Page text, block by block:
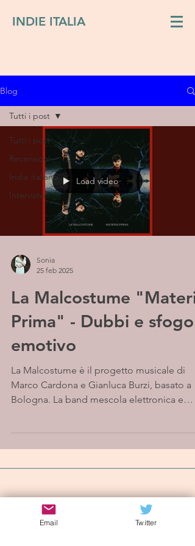
INDIE ITALIA
Blog
Tutti i post
Recensioni
Indie italiano
Interviste
Tutti i post
Load video
Sonia
25 feb 2025
La Malcostume "Materia
Prima" - Dubbi e sfogo
emotivo
La Malcostume è il progetto musicale di
Marco Cardona e Gianluca Burzi, basato a
Bologna. La band mescola elettronica e
Iscriviti alla mailing list
Email Twitter